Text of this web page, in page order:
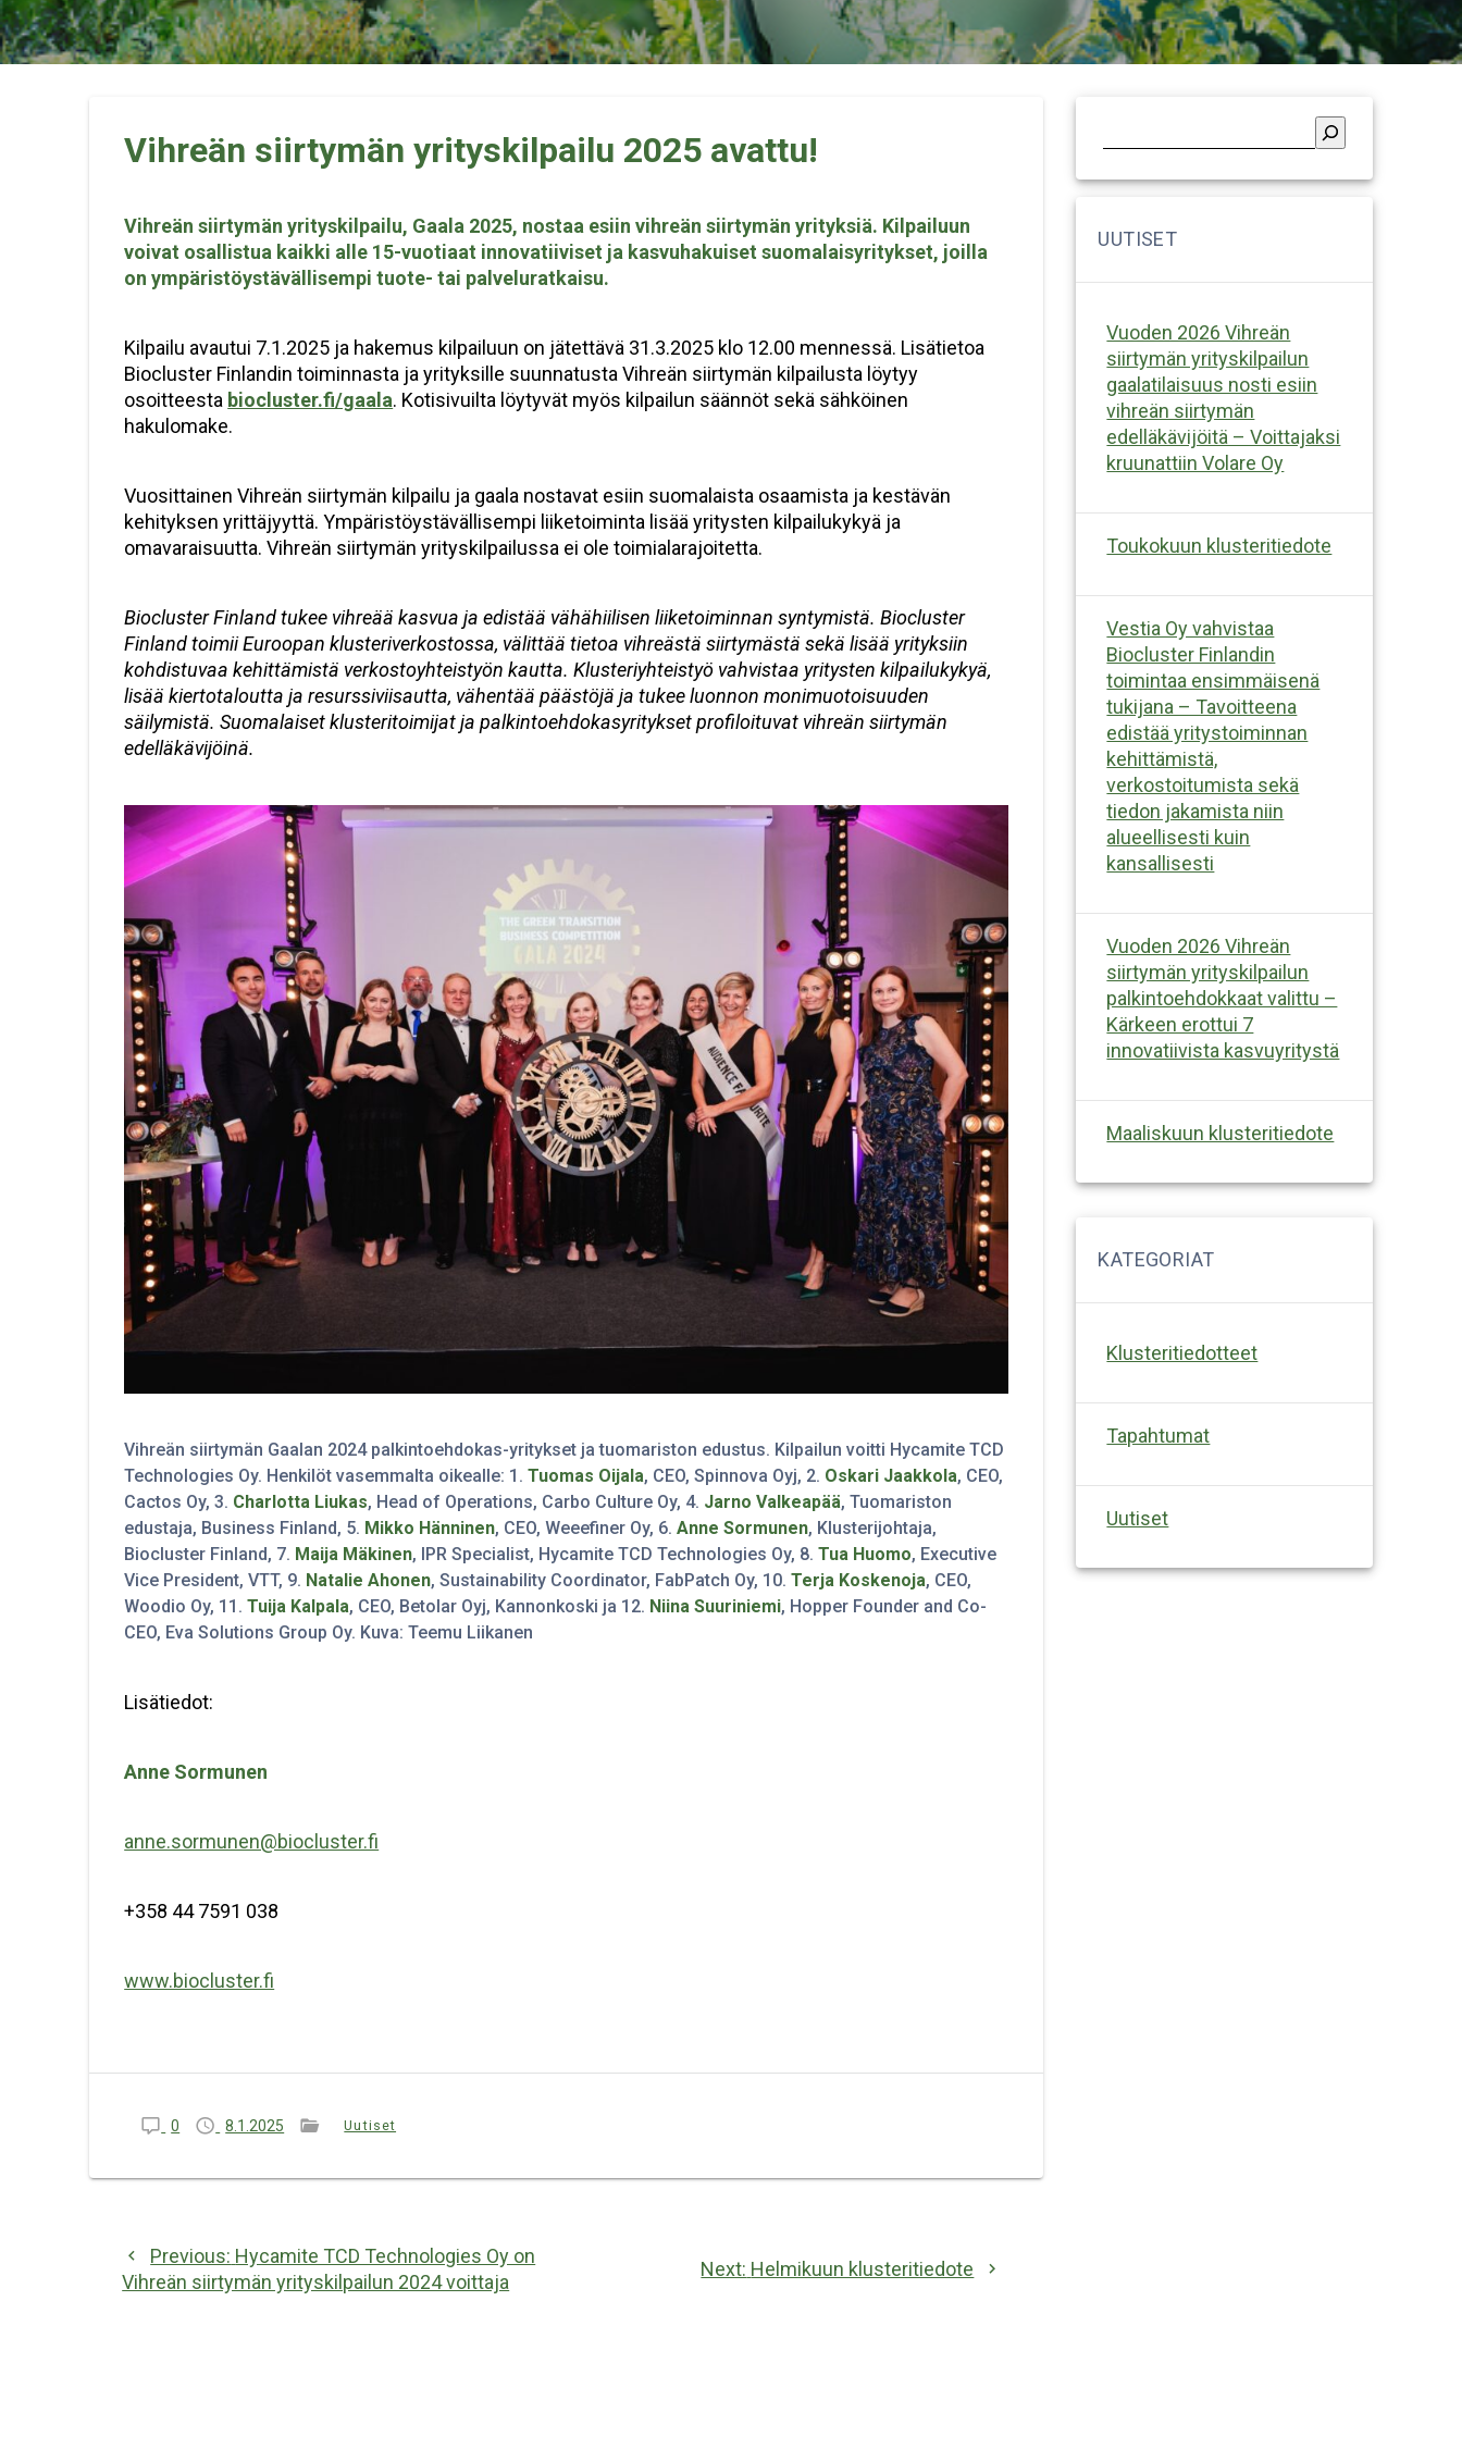
Vihreän siirtymän yrityskilpailu 2025 avattu!
Vihreän siirtymän yrityskilpailu, Gaala 2025, nostaa esiin vihreän siirtymän yrityksiä. Kilpailuun
voivat osallistua kaikki alle 15-vuotiaat innovatiiviset ja kasvuhakuiset suomalaisyritykset, joilla
on ympäristöystävällisempi tuote- tai palveluratkaisu.
Kilpailu avautui 7.1.2025 ja hakemus kilpailuun on jätettävä 31.3.2025 klo 12.00 mennessä. Lisätietoa
Biocluster Finlandin toiminnasta ja yrityksille suunnatusta Vihreän siirtymän kilpailusta löytyy
osoitteesta biocluster.fi/gaala. Kotisivuilta löytyvät myös kilpailun säännöt sekä sähköinen
hakulomake.
Vuosittainen Vihreän siirtymän kilpailu ja gaala nostavat esiin suomalaista osaamista ja kestävän
kehityksen yrittäjyyttä. Ympäristöystävällisempi liiketoiminta lisää yritysten kilpailukykyä ja
omavaraisuutta. Vihreän siirtymän yrityskilpailussa ei ole toimialarajoitetta.
Biocluster Finland tukee vihreää kasvua ja edistää vähähiilisen liiketoiminnan syntymistä. Biocluster
Finland toimii Euroopan klusteriverkostossa, välittää tietoa vihreästä siirtymästä sekä lisää yrityksiin
kohdistuvaa kehittämistä verkostoyhteistyön kautta. Klusteriyhteistyö vahvistaa yritysten kilpailukykyä,
lisää kiertotaloutta ja resurssiviisautta, vähentää päästöjä ja tukee luonnon monimuotoisuuden
säilymistä. Suomalaiset klusteritoimijat ja palkintoehdokasyritykset profiloituvat vihreän siirtymän
edelläkävijöinä.
Vihreän siirtymän Gaalan 2024 palkintoehdokas-yritykset ja tuomariston edustus. Kilpailun voitti Hycamite TCD
Technologies Oy. Henkilöt vasemmalta oikealle: 1.Tuomas Oijala, CEO, Spinnova Oyj, 2. Oskari Jaakkola, CEO,
Cactos Oy, 3. Charlotta Liukas, Head of Operations, Carbo Culture Oy, 4. Jarno Valkeapää, Tuomariston
edustaja, Business Finland, 5. Mikko Hänninen, CEO, Weeefiner Oy, 6.Anne Sormunen, Klusterijohtaja,
Biocluster Finland, 7. Maija Mäkinen, IPR Specialist, Hycamite TCD Technologies Oy, 8.Tua Huomo, Executive
Vice President, VTT, 9. Natalie Ahonen, Sustainability Coordinator, FabPatch Oy, 10.Terja Koskenoja, CEO,
Woodio Oy, 11.Tuija Kalpala, CEO, Betolar Oyj, Kannonkoski ja 12. Niina Suuriniemi, Hopper Founder and Co-
CEO, Eva Solutions Group Oy. Kuva: Teemu Liikanen
Lisätiedot:
Anne Sormunen
anne.sormunen@biocluster.fi
+358 44 7591 038
www.biocluster.fi
0 8.1.2025 Uutiset
selausPrevious: Previous
post:
Hycamite TCD Technologies Oy on
Vihreän siirtymän yrityskilpailun 2024 voittaja
Next: Next
Helmikuun klusteritiedote
Vuoden 2026 Vihreän
siirtymän yrityskilpailun
gaalatilaisuus nosti esiin
vihreän siirtymän
edelläkävijöitä – Voittajaksi
kruunattiin Volare Oy
Toukokuun klusteritiedote
Vestia Oy vahvistaa
Biocluster Finlandin
toimintaa ensimmäisenä
tukijana – Tavoitteena
edistää yritystoiminnan
kehittämistä,
verkostoitumista sekä
tiedon jakamista niin
alueellisesti kuin
kansallisesti
Vuoden 2026 Vihreän
siirtymän yrityskilpailun
palkintoehdokkaat valittu –
Kärkeen erottui 7
innovatiivista kasvuyritystä
Maaliskuun klusteritiedote
Klusteritiedotteet
Tapahtumat
Uutiset